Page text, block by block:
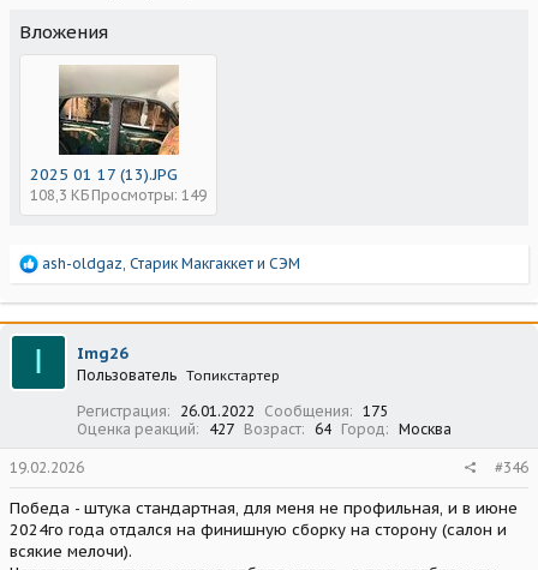
Вложения
2025 01 17 (13).JPG
108,3 КБ Просмотры: 149
Р
а
к
ц
ash-oldgaz Старик Макгаккет и СЭМ
I Img26
Пользователь Топикстартер
Регистрация 26.01.2022 Сообщения
175
Оценка реакций
427 Возраст 64 Город Москва
19.02.2026 #346
Победа - штука стандартная, для меня не профильная, и в июне
2024го года отдался на финишную сборку на сторону (салон и
всякие мелочи).